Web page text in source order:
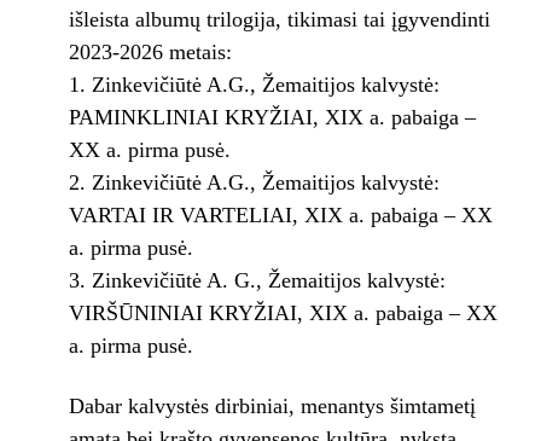
išleista albumų trilogija, tikimasi tai įgyvendinti
2023-2026 metais:
Zinkevičiūtė A.G., Žemaitijos kalvystė:
PAMINKLINIAI KRYŽIAI, XIX a. pabaiga –
XX a. pirma pusė.
Zinkevičiūtė A.G., Žemaitijos kalvystė:
VARTAI IR VARTELIAI, XIX a. pabaiga – XX
a. pirma pusė.
Zinkevičiūtė A. G., Žemaitijos kalvystė:
VIRŠŪNINIAI KRYŽIAI, XIX a. pabaiga – XX
a. pirma pusė.
Dabar kalvystės dirbiniai, menantys šimtametį